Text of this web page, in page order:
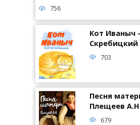
756
Кот Иваныч
Скребицкий
703
Песня
Плещеев
679